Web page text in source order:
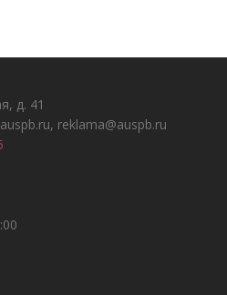
д. 41
reklama@auspb.ru